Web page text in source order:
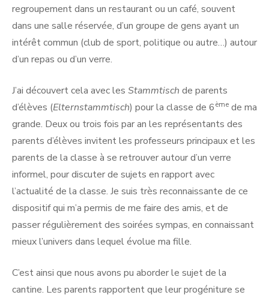
regroupement dans un restaurant ou un café, souvent
dans une salle réservée, d’un groupe de gens ayant un
intérêt commun (club de sport, politique ou autre…) autour
d’un repas ou d’un verre.
J’ai découvert cela avec les Stammtisch de parents
d’élèves (Elternstammtisch) pour la classe de 6ème de ma
grande. Deux ou trois fois par an les représentants des
parents d’élèves invitent les professeurs principaux et les
parents de la classe à se retrouver autour d’un verre
informel, pour discuter de sujets en rapport avec
l’actualité de la classe. Je suis très reconnaissante de ce
dispositif qui m’a permis de me faire des amis, et de
passer régulièrement des soirées sympas, en connaissant
mieux l’univers dans lequel évolue ma fille.
C’est ainsi que nous avons pu aborder le sujet de la
cantine. Les parents rapportent que leur progéniture se